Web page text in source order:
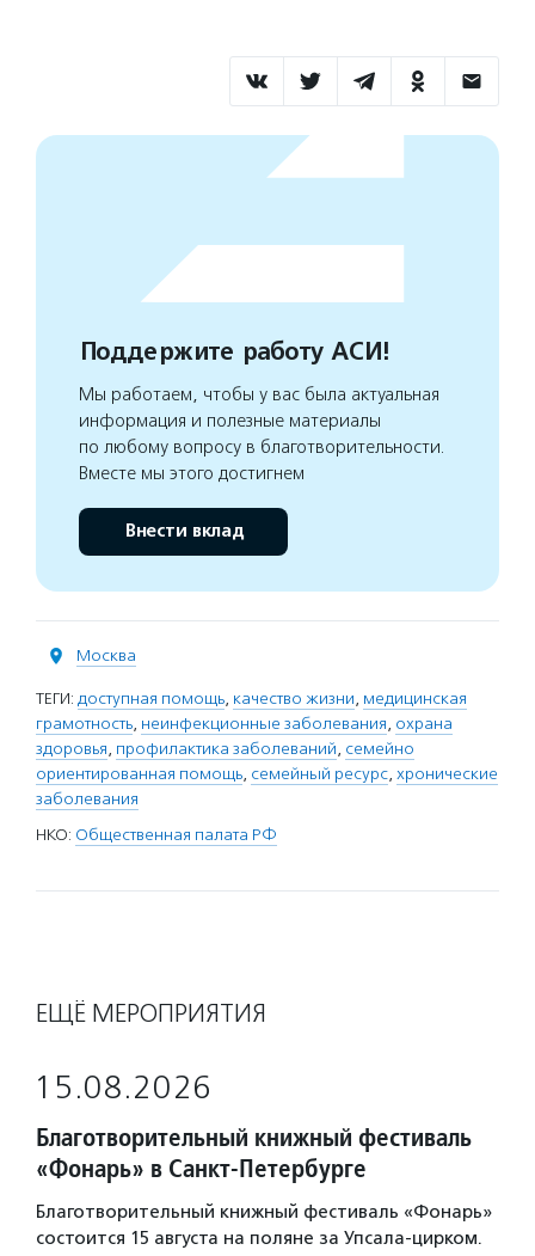
Поддержите работу АСИ!
Мы работаем, чтобы у вас была актуальная
информация и полезные материалы
по любому вопросу в благотворительности.
Вместе мы этого достигнем
Внести вклад
Москва
ТЕГИ: доступная помощь, качество жизни, медицинская
грамотность, неинфекционные заболевания, охрана
здоровья, профилактика заболеваний, семейно
ориентированная помощь, семейный ресурс, хронические
заболевания
НКО: Общественная палата РФ
ЕЩЁ МЕРОПРИЯТИЯ
15.08.2026
Благотворительный книжный фестиваль
«Фонарь» в Санкт-Петербурге
Благотворительный книжный фестиваль «Фонарь»
состоится 15 августа на поляне за Упсала-цирком.